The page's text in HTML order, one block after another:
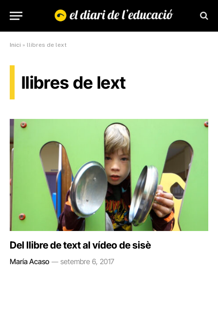
Inici » llibres de lext
llibres de lext
Del llibre de text al vídeo de sisè
María Acaso setembre 6, 2017